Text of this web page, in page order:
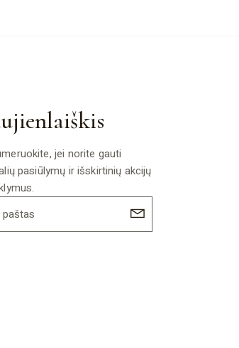
jei norite gauti
pasiūlymų ir išskirtinių akcijų